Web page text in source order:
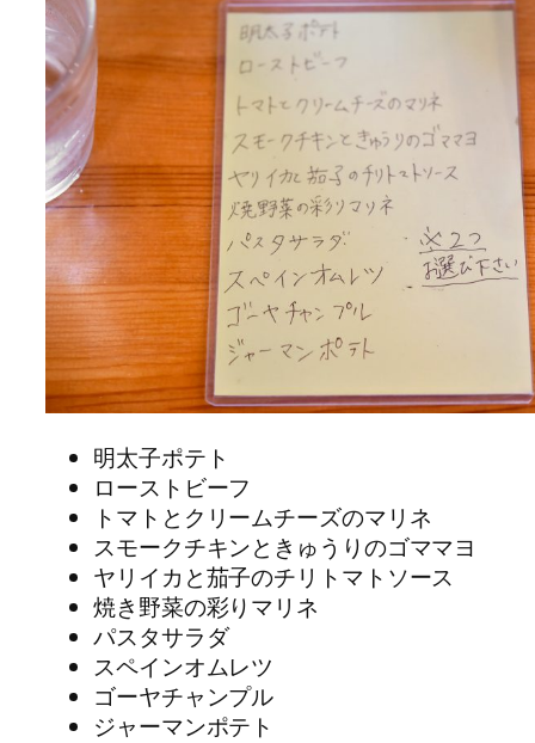
明太子ポテト
ローストビーフ
トマトとクリームチーズのマリネ
スモークチキンときゅうりのゴママヨ
ヤリイカと茄子のチリトマトソース
焼き野菜の彩りマリネ
パスタサラダ
スペインオムレツ
ゴーヤチャンプル
ジャーマンポテト